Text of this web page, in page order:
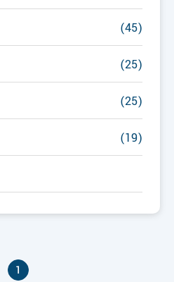
(45)
(25)
(25)
(19)
1